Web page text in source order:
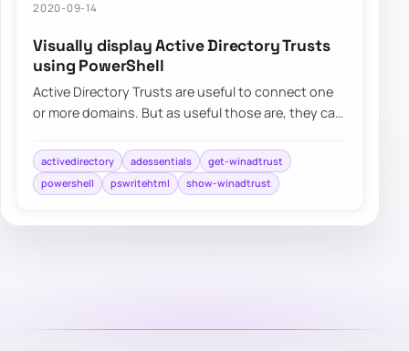
2020-09-14
Visually display Active Directory Trusts
using PowerShell
Active Directory Trusts are useful to connect one
or more domains. But as useful those are, they can
activedirectory adessentials
get-winadtrust
powershell
pswritehtml show-winadtrust